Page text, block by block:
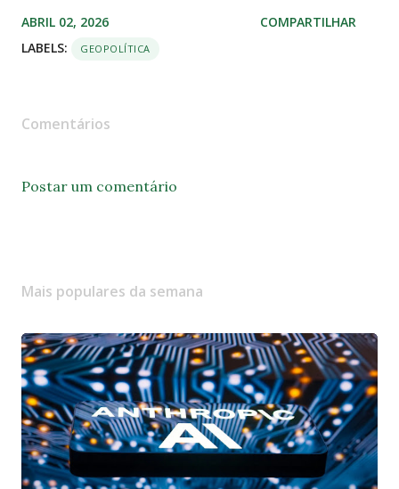
ABRIL 02, 2026
LABELS:
GEOPOLÍTICA
COMPARTILHAR
Comentários
Postar um comentário
Mais populares da semana